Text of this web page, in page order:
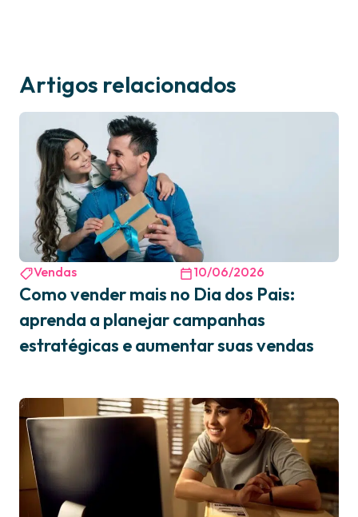
Artigos relacionados
Vendas 10/06/2026
Como vender mais no Dia dos Pais:
aprenda a planejar campanhas
estratégicas e aumentar suas vendas